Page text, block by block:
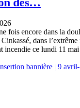
fois encore dans la
dans
incendie ce lundi 11